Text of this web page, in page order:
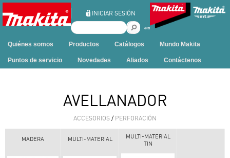
INICIAR SESIÓN
B
s
a
n
s
AVELLANADOR
ACCESORIOS / PERFORACIÓN
MADERA MULTI-MATERIAL
MULTI-MATERIAL
TIN
Quiénes somos Productos Catálogos Mundo Makita
Puntos de servicio Novedades Aliados Contáctenos